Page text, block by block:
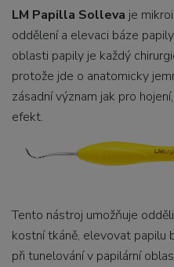
LM Papilla Solleva je
oddělení a elevaci báze
oblasti papily je každý
protože jde o anatomicky
zásadní význam jak pro
efekt.
Tento nástroj umožňuje
kostní tkáně, elevovat papilu
při tunelování v papilární